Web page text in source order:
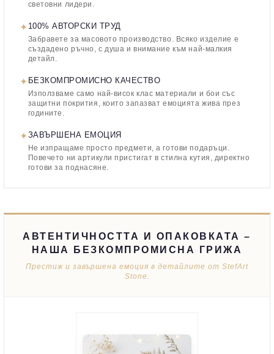
световни лидери.
✦ 100% АВТОРСКИ ТРУД
Забравете за масовото производство. Всяко изделие е
създадено ръчно, с душа и внимание към най-малкия
детайл.
✦ БЕЗКОМПРОМИСНО КАЧЕСТВО
Използваме само най-висок клас материали и бои със
защитни покрития, които запазват емоцията жива през
годините.
✦ЗАВЪРШЕНА ЕМОЦИЯ
Не изпращаме просто предмети, а готови подаръци.
Повечето ни артикули пристигат в стилна кутия, директно
готови за поднасяне.
АВТЕНТИЧНОСТТА И ОПАКОВКАТА –
НАША БЕЗКОМПРОМИСНА ГРИЖА
Престиж и завършена емоция в детайлите от StefArt
Stone.